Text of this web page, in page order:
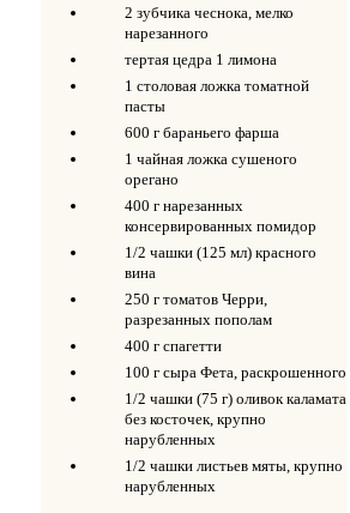
2 зубчика чеснока, мелко
нарезанного
тертая цедра 1 лимона
1 столовая ложка томатной
пасты
600 г бараньего фарша
1 чайная ложка сушеного
орегано
400 г нарезанных
консервированных помидор
1/2 чашки (125 мл) красного
вина
250 г томатов Черри,
разрезанных пополам
400 г спагетти
100 г сыра Фета, раскрошенного
1/2 чашки (75 г) оливок каламата
без косточек, крупно
нарубленных
1/2 чашки листьев мяты, крупно
нарубленных